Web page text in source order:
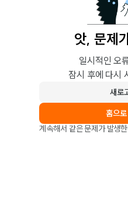
앗, 문제
일시적인 오
잠시 후에 다시
새로
홈으
계속해서 같은 문제가 발생